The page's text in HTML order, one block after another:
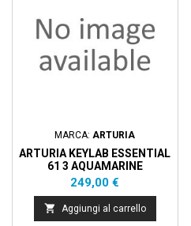
MARCA:ARTURIA
ARTURIA KEYLAB ESSENTIAL
61 3 AQUAMARINE
Prezzo
249,00 €
 Aggiungi al carrello